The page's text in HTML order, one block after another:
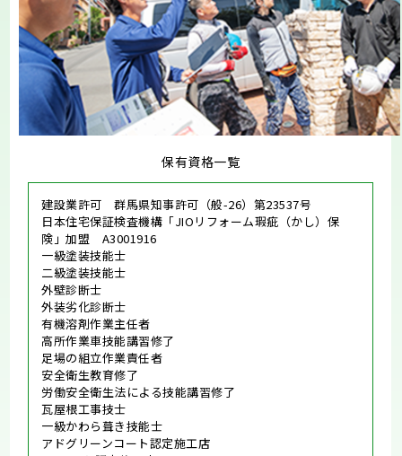
保有資格一覧
建設業許可 群馬県知事許可（般-26）第23537号
日本住宅保証検査機構「JIOリフォーム瑕疵（かし）保
険」加盟 A3001916
一級塗装技能士
二級塗装技能士
外壁診断士
外装劣化診断士
有機溶剤作業主任者
高所作業車技能講習修了
足場の組立作業責任者
安全衛生教育修了
労働安全衛生法による技能講習修了
瓦屋根工事技士
一級かわら葺き技能士
アドグリーンコート認定施工店